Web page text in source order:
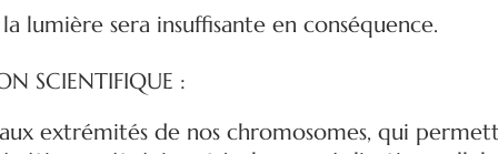
lumière sera insuffisante en conséquence.
SCIENTIFIQUE :
aux extrémités de nos chromosomes, qui